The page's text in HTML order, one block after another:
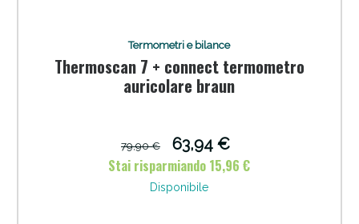
Termometri e bilance
Thermoscan 7 + connect termometro
auricolare braun
79,90 €
63,94 €
Stai risparmiando 15,96 €
Disponibile